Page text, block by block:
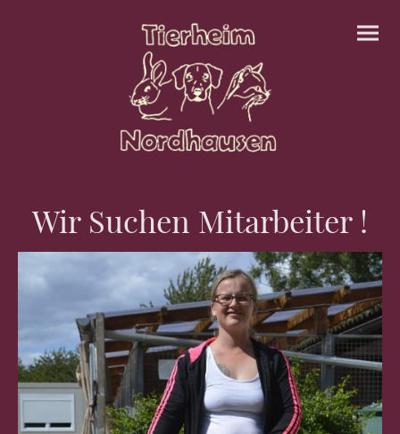
Wir Suchen Mitarbeiter !